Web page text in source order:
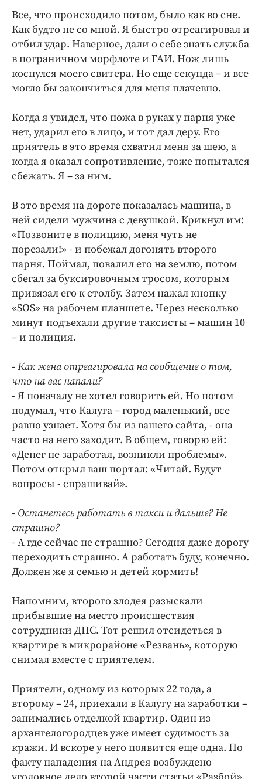
Все, что происходило потом, было как во сне.
Как будто не со мной. Я быстро отреагировал и
отбил удар. Наверное, дали о себе знать служба
в пограничном морфлоте и ГАИ. Нож лишь
коснулся моего свитера. Но еще секунда – и все
могло бы закончиться для меня плачевно.
Когда я увидел, что ножа в руках у парня уже
нет, ударил его в лицо, и тот дал деру. Его
приятель в это время схватил меня за шею, а
когда я оказал сопротивление, тоже попытался
сбежать. Я – за ним.
В это время на дороге показалась машина, в
ней сидели мужчина с девушкой. Крикнул им:
«Позвоните в полицию, меня чуть не
порезали!» - и побежал догонять второго
парня. Поймал, повалил его на землю, потом
сбегал за буксировочным тросом, которым
привязал его к столбу. Затем нажал кнопку
«SOS» на рабочем планшете. Через несколько
минут подъехали другие таксисты – машин 10
– и полиция.
- Как жена отреагировала на сообщение о том,
что на вас напали?
- Я поначалу не хотел говорить ей. Но потом
подумал, что Калуга – город маленький, все
равно узнает. Хотя бы из вашего сайта, - она
часто на него заходит. В общем, говорю ей:
«Денег не заработал, возникли проблемы».
Потом открыл ваш портал: «Читай. Будут
вопросы - спрашивай».
- Останетесь работать в такси и дальше? Не
страшно?
- А где сейчас не страшно? Сегодня даже дорогу
переходить страшно. А работать буду, конечно.
Должен же я семью и детей кормить!
Напомним, второго злодея разыскали
прибывшие на место происшествия
сотрудники ДПС. Тот решил отсидеться в
квартире в микрорайоне «Резвань», которую
снимал вместе с приятелем.
Приятели, одному из которых 22 года, а
второму – 24, приехали в Калугу на заработки –
занимались отделкой квартир. Один из
архангелогородцев уже имеет судимость за
кражи. И вскоре у него появится еще одна. По
факту нападения на Андрея возбуждено